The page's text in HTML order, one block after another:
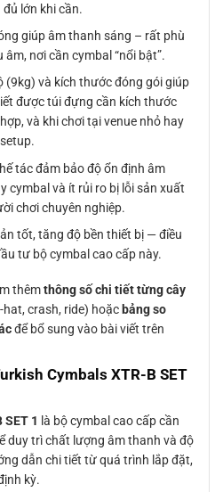
lớn khi cần.
giúp âm thanh sáng – rất phù
nơi cần cymbal “nổi bật”.
(9kg) và kích thước đóng gói giúp
được túi đựng cần kích thước
và khi chơi tại venue nhỏ hay
tác đảm bảo độ ổn định âm
cymbal và ít rủi ro bị lỗi sản xuất
chơi chuyên nghiệp.
tốt, tăng độ bền thiết bị — điều
tư bộ cymbal cao cấp này.
thêmthông số chi tiết từng cây
crash, ride) hoặc bảng so
để bổ sung vào bài viết trên
Cymbals XTR-B SET
1 là bộ cymbal cao cấp cần
duy trì chất lượng âm thanh và độ
dẫn chi tiết từ quá trình lắp đặt,
kỳ.